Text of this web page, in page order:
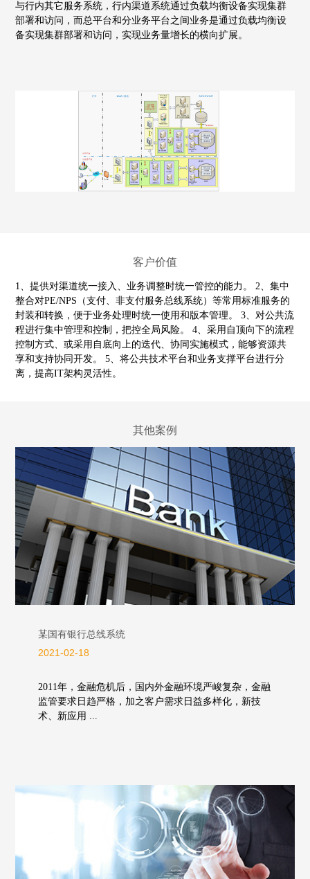
与行内其它服务系统，行内渠道系统通过负载均衡设备实现集群
部署和访问，而总平台和分业务平台之间业务是通过负载均衡设
备实现集群部署和访问，实现业务量增长的横向扩展。
客户价值
1、提供对渠道统一接入、业务调整时统一管控的能力。
2、集中
整合对PE/NPS（支付、非支付服务总线系统）等常用标准服务的
封装和转换，便于业务处理时统一使用和版本管理。
3、对公共流
程进行集中管理和控制，把控全局风险。
4、采用自顶向下的流程
控制方式、或采用自底向上的迭代、协同实施模式，能够资源共
享和支持协同开发。
5、将公共技术平台和业务支撑平台进行分
离，提高IT架构灵活性。
其他案例
某国有银行总线系统
2021-02-18
2011年，金融危机后，国内外金融环境严峻复杂，金融
监管要求日趋严格，加之客户需求日益多样化，新技
术、新应用 ...